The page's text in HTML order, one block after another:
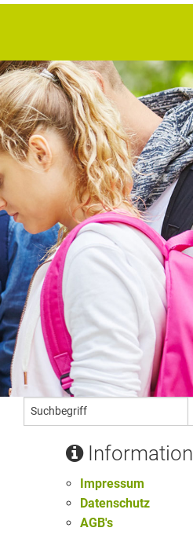
Information
Impressum
Datenschutz
AGB's